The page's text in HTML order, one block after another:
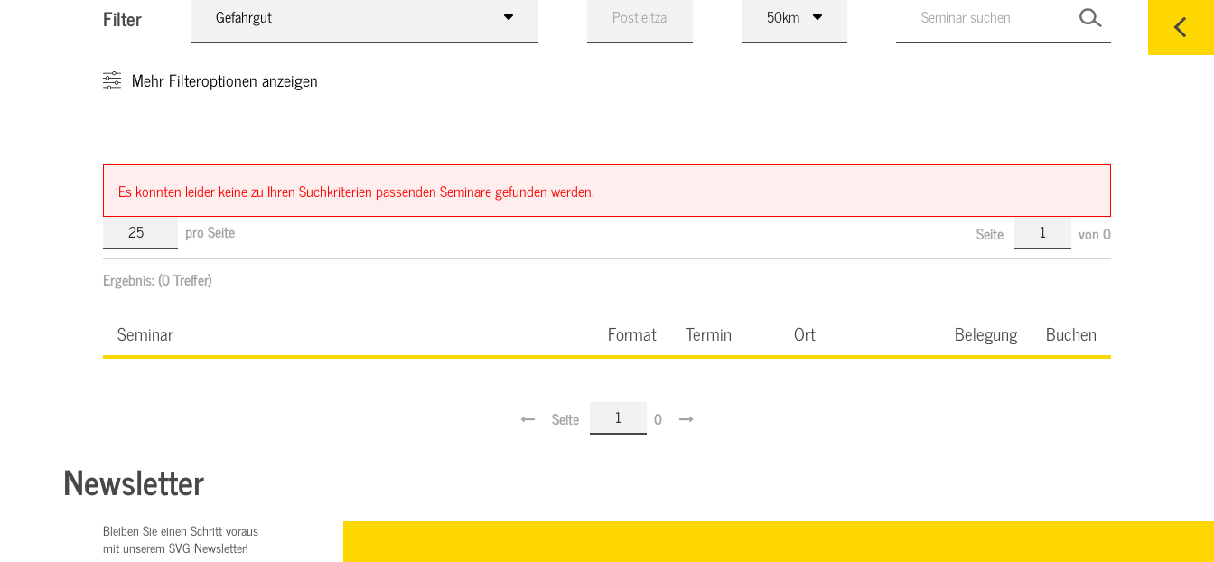
Filter Gefahrgut
Mehr Filteroptionen anzeigen
Es konnten leider keine zu Ihren Suchkriterien passenden Seminare gefunden werden.
pro Seite
Seite von0
Ergebnis:(0 Treffer)
Seminar Format Termin Ort Belegung Buchen
Seite 0
Newsletter
Bleiben Sie einen Schritt voraus
mit unserem SVG Newsletter!